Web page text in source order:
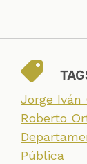
Jorge Iván
Roberto
Pública